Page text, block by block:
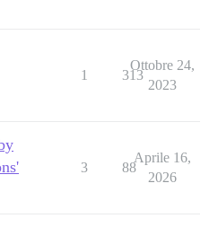
1 313
Ottobre 24,
2023
3 88
Aprile 16,
2026